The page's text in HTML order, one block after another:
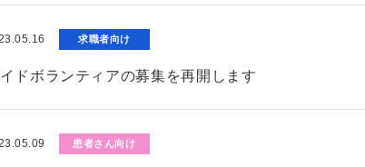
求職者向け
ドボランティアの募集を再開します
患者さん向け